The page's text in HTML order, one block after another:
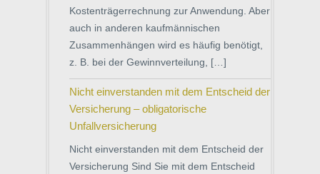
Kostenträgerrechnung zur Anwendung. Aber
auch in anderen kaufmännischen
Zusammenhängen wird es häufig benötigt,
z. B. bei der Gewinnverteilung, […]
Nicht einverstanden mit dem Entscheid der
Versicherung – obligatorische
Unfallversicherung
Nicht einverstanden mit dem Entscheid der
Versicherung Sind Sie mit dem Entscheid